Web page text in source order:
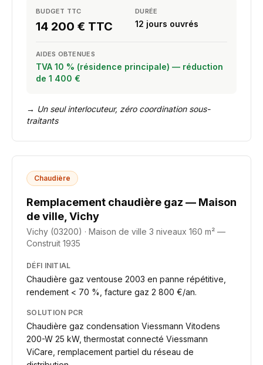
BUDGET TTC
14 200 € TTC
DURÉE
12 jours ouvrés
AIDES OBTENUES
TVA 10 % (résidence principale) — réduction
de 1 400 €
→ Un seul interlocuteur, zéro coordination sous-
traitants
Chaudière
Remplacement chaudière gaz — Maison
de ville, Vichy
Vichy (03200) · Maison de ville 3 niveaux 160 m² —
Construit 1935
DÉFI INITIAL
Chaudière gaz ventouse 2003 en panne répétitive,
rendement < 70 %, facture gaz 2 800 €/an.
SOLUTION PCR
Chaudière gaz condensation Viessmann Vitodens
200-W 25 kW, thermostat connecté Viessmann
ViCare, remplacement partiel du réseau de